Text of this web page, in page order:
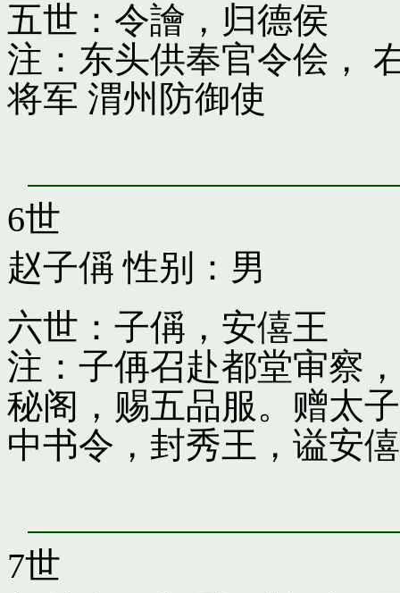
五世：令譮，归德侯
注：东头供奉官令侩，
将军 渭州防御使
6世
赵子偁 性别：男
六世：子偁，安僖王
注：子侢召赴都堂审察
秘阁，赐五品服。赠太
中书令，封秀王，谥安
7世